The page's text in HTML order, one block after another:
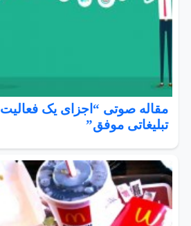
مقاله صوتی “اجزای یک فعالیت
تبلیغاتی موفق”